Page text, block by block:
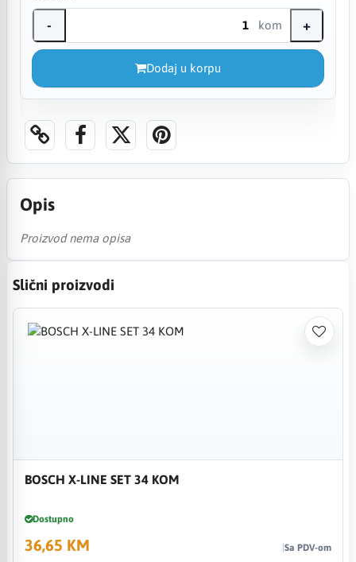
- kom +
Dodaj u korpu
Opis
Proizvod nema opisa
Slični proizvodi
BOSCH X-LINE SET 34 KOM
Dostupno
36,65 KM Sa PDV-om